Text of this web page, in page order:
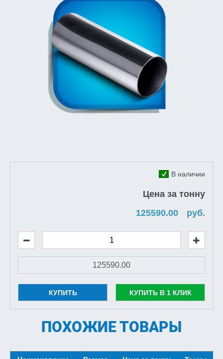
В наличии
Цена за тонну
руб.
КУПИТЬ КУПИТЬ В 1 КЛИК
ПОХОЖИЕ ТОВАРЫ